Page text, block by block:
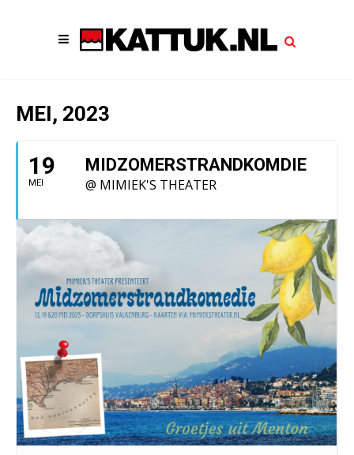
MEI, 2023
19
MEI
MIDZOMERSTRANDKOMDIE
@ MIMIEK'S THEATER